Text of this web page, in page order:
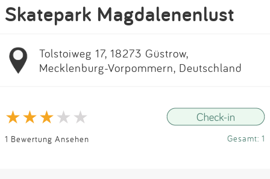
Skatepark Magdalenenlust
Tolstoiweg 17, 18273 Güstrow,
Mecklenburg-Vorpommern, Deutschland
1 Bewertung Ansehen Gesamt: 1